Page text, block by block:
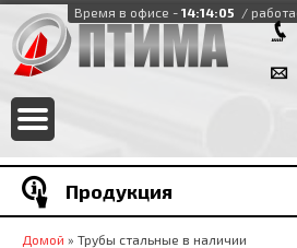
Время в офисе - 14:14:05 /
Продукция
Домой » Трубы стальные в наличии